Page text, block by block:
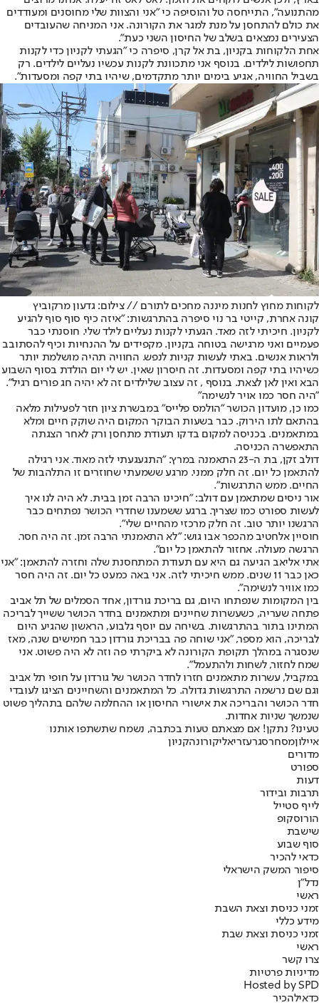
מהתנועה", התייחסה טל והוסיפה כי "אני והצוות שלי מחוסנים ומעודדים
את כולם להתחסן על מנת למגר את הקורונה. אני המניחה שהעובדים
הצעירים נמצאים בשלב של החיסון השני כעת".
אחת הלקוחות בקניון, בת אל קרן, סיפרה כי "הגעתי לקניון כדי לקנות
תחפושות לילדים. בנוסף אני מתכוונת לקנות עכשיו נעליים לילדים. רק
בשביל החוויה, אגיע בימים יותר מתקדמים, שיהיו בתי קפה ומסעדות".
לקוחות מחוץ לחנות מיננה מחכים לתורם // צילום: גדעון מרקוביץ
קונה אחרת, קייטי בר נוי סיפרה בהתרגשות: "איזה כיף סוף סוף להגיע
לקניון. חיכיתי לזה מאד. הגעתי לקנות נעליים לילד שלי. חוסנתי כבר
פעמיים ואני מרגישה בטוחה בקניון. מקפידים על ההנחיות וכיף להסתובב
ולראות אנשים. באתי לעשות קניות לנפש. החוויה תהיה מושלמת יותר
כשיהיו בתי קפה ומסעדות. זה חיסרון שאין. יש לי יום הולדת בסוף השבוע
הבא ואין לאן לצאת. בנוסף , זה עצוב שלילדים זה לא יהיה חג פורים רגיל".
"היה חסר כמו אויר לנשימה"
כמו כן, מועדון הכושר "הולמס פלייס" במבשרת ציון חזר לפעילות מלאה
בהתאם לתו הירוק. כבר בשעות הבוקר המקום היה שוקק חיים ומלא
במתאמנים. בכניסה למקום בדקו תעודת מתחסן ורק לאחר הצגתה
התאפשרה הכניסה.
דולב זקן, בת ה-23 התאמנה במרץ: "התגעגעתי לזה מאוד. אני רגילה
להתאמן כל יום. זה חלק ממני. מרגע ששמעתי שחוזרים זו התלהבות של
החיים. ממש התרגשות".
אור ניסים שמתאמן עם דולב: "חיכינו הרבה זמן בבית. לא היה לנו איך
לעשות ספורט כמו שצריך. ברגע ששמענו שחדרי הכושר נפתחים כבר
הרגשנו יותר טוב. זה חלק מרכזי מהחיים שלי".
חוסיין אלחטיב מהכפר אבו גוש: "לא התאמנתי הרבה זמן. זה היה חסר.
הרגשה מעולה. אחזור להתאמן כל יום".
אתי אליאב הגיעה גם היא עם תעודת המתחסנת שלה וחזרה להתאמן: "אני
כאן כבר 11 שנים. ממש חיכיתי לזה. אני באה כמעט כל יום. זה היה חסר
כמו אוויר לנשימה".
בין המקומות שנפתחו היום, גם בריכת גורדון, אחד הסמלים של תל אביב
פתחה שעריה, כשעשרות שחיינים ומתאמנים בחדר הכושר ששייך לבריכה
המתינו בתור בהתרגשות. בשיחה עם יוסף גלבוע, הראשון שהגיע היום
לבריכה, הוא מספר, "אני שוחה פה בבריכת גורדון כבר חמישים שנה, מאז
שנסגרה במהלך תקופת הקורונה לא ביקרתי פה וזה לא היה פשוט. אני
שמח לחזור, לשחות ולהתעמל".
במקביל, עשרות מתאמנים חזרו לחדר הכושר של גורדון על חופי תל אביב
וגם שם נרשמה התרגשות גדולה. כל המתאמנים והשחיינים הציגו לעובדי
חדר הכושר והבריכה את אישורי החיסון או ההחלמה שלהם בתהליך פשוט
שנמשך שניות אחדות.
טעינו? נתקן! אם מצאתם טעות בכתבה, נשמח שתשתפו אותנו
איילוןמסחרסגרעזריאליקורונהקניון
מדורים
ספורט
דעות
תרבות ובידור
לייף סטייל
הורוסקופ
שישבת
סוף שבוע
כדאי להכיר
סיפור המשק הישראלי
נדל"ן
ראשי
זמני כניסת וצאת השבת
מידע כללי
זמני כניסת וצאת שבת
ראשי
צרו קשר
מדיניות פרטיות
Hosted by SPD
כדאילהכיר